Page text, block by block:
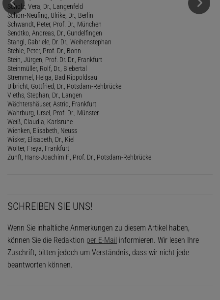
Scholz, Vera, Dr., Langenfeld
Schorr-Neufing, Ulrike, Dr., Berlin
Schwandt, Peter, Prof. Dr., München
Sendtko, Andreas, Dr., Gundelfingen
Stangl, Gabriele, Dr. Dr., Weihenstephan
Stehle, Peter, Prof. Dr., Bonn
Stein, Jürgen, Prof. Dr. Dr., Frankfurt
Steinmüller, Rolf, Dr., Biebertal
Stremmel, Helga, Bad Rippoldsau
Ulbricht, Gottfried, Dr., Potsdam-Rehbrücke
Vieths, Stephan, Dr., Langen
Wächtershäuser, Astrid, Frankfurt
Wahrburg, Ursel, Prof. Dr., Münster
Weiß, Claudia, Karlsruhe
Wienken, Elisabeth, Neuss
Wisker, Elisabeth, Dr., Kiel
Wolter, Freya, Frankfurt
Zunft, Hans-Joachim F., Prof. Dr., Potsdam-Rehbrücke
SCHREIBEN SIE UNS!
Wenn Sie inhaltliche Anmerkungen zu diesem Artikel haben,
können Sie die Redaktion per E-Mail informieren. Wir lesen Ihre
Zuschrift, bitten jedoch um Verständnis, dass wir nicht jede
beantworten können.